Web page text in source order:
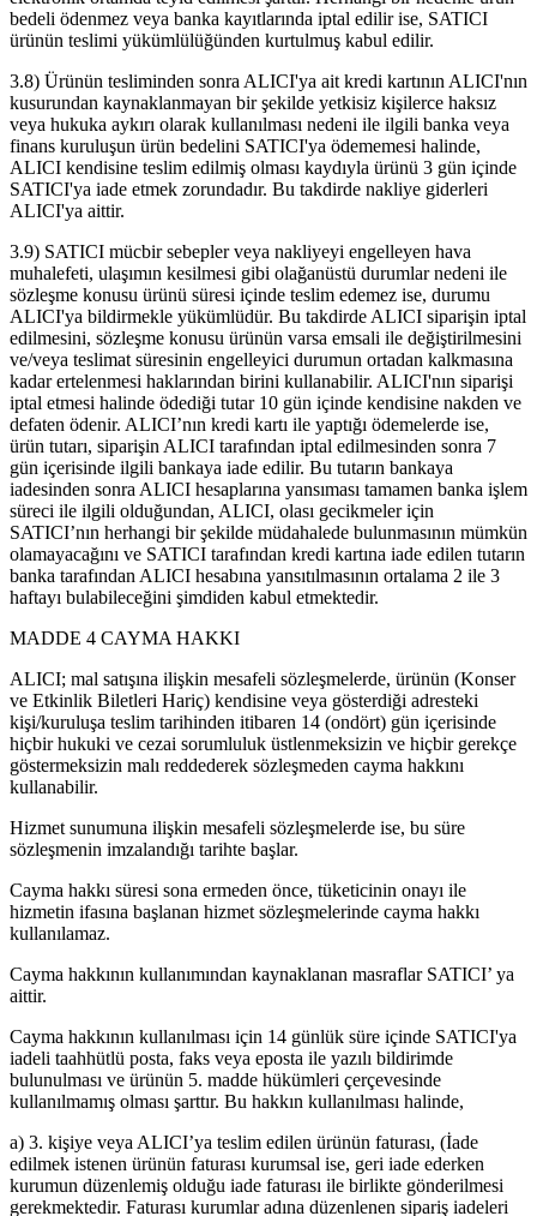
bedeli ödenmez veya banka kayıtlarında iptal edilir ise, SATICI
ürünün teslimi yükümlülüğünden kurtulmuş kabul edilir.
3.8) Ürünün tesliminden sonra ALICI'ya ait kredi kartının ALICI'nın
kusurundan kaynaklanmayan bir şekilde yetkisiz kişilerce haksız
veya hukuka aykırı olarak kullanılması nedeni ile ilgili banka veya
finans kuruluşun ürün bedelini SATICI'ya ödememesi halinde,
ALICI kendisine teslim edilmiş olması kaydıyla ürünü 3 gün içinde
SATICI'ya iade etmek zorundadır. Bu takdirde nakliye giderleri
ALICI'ya aittir.
3.9) SATICI mücbir sebepler veya nakliyeyi engelleyen hava
muhalefeti, ulaşımın kesilmesi gibi olağanüstü durumlar nedeni ile
sözleşme konusu ürünü süresi içinde teslim edemez ise, durumu
ALICI'ya bildirmekle yükümlüdür. Bu takdirde ALICI siparişin iptal
edilmesini, sözleşme konusu ürünün varsa emsali ile değiştirilmesini
ve/veya teslimat süresinin engelleyici durumun ortadan kalkmasına
kadar ertelenmesi haklarından birini kullanabilir. ALICI'nın siparişi
iptal etmesi halinde ödediği tutar 10 gün içinde kendisine nakden ve
defaten ödenir. ALICI’nın kredi kartı ile yaptığı ödemelerde ise,
ürün tutarı, siparişin ALICI tarafından iptal edilmesinden sonra 7
gün içerisinde ilgili bankaya iade edilir. Bu tutarın bankaya
iadesinden sonra ALICI hesaplarına yansıması tamamen banka işlem
süreci ile ilgili olduğundan, ALICI, olası gecikmeler için
SATICI’nın herhangi bir şekilde müdahalede bulunmasının mümkün
olamayacağını ve SATICI tarafından kredi kartına iade edilen tutarın
banka tarafından ALICI hesabına yansıtılmasının ortalama 2 ile 3
haftayı bulabileceğini şimdiden kabul etmektedir.
MADDE 4 CAYMA HAKKI
ALICI; mal satışına ilişkin mesafeli sözleşmelerde, ürünün (Konser
ve Etkinlik Biletleri Hariç) kendisine veya gösterdiği adresteki
kişi/kuruluşa teslim tarihinden itibaren 14 (ondört) gün içerisinde
hiçbir hukuki ve cezai sorumluluk üstlenmeksizin ve hiçbir gerekçe
göstermeksizin malı reddederek sözleşmeden cayma hakkını
kullanabilir.
Hizmet sunumuna ilişkin mesafeli sözleşmelerde ise, bu süre
sözleşmenin imzalandığı tarihte başlar.
Cayma hakkı süresi sona ermeden önce, tüketicinin onayı ile
hizmetin ifasına başlanan hizmet sözleşmelerinde cayma hakkı
kullanılamaz.
Cayma hakkının kullanımından kaynaklanan masraflar SATICI’ ya
aittir.
Cayma hakkının kullanılması için 14 günlük süre içinde SATICI'ya
iadeli taahhütlü posta, faks veya eposta ile yazılı bildirimde
bulunulması ve ürünün 5. madde hükümleri çerçevesinde
kullanılmamış olması şarttır. Bu hakkın kullanılması halinde,
a) 3. kişiye veya ALICI’ya teslim edilen ürünün faturası, (İade
edilmek istenen ürünün faturası kurumsal ise, geri iade ederken
kurumun düzenlemiş olduğu iade faturası ile birlikte gönderilmesi
gerekmektedir. Faturası kurumlar adına düzenlenen sipariş iadeleri